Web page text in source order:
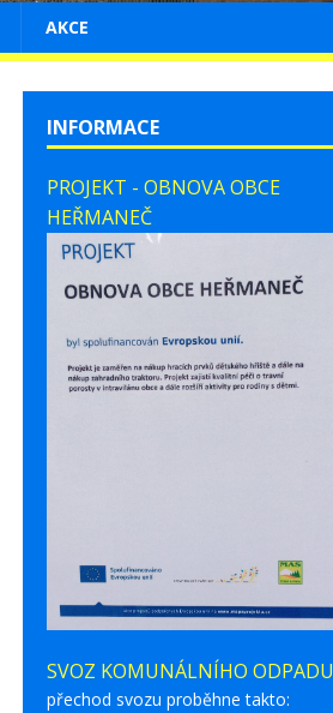
AKCE
INFORMACE
PROJEKT - OBNOVA OBCE
HEŘMANEČ
SVOZ KOMUNÁLNÍHO ODPADU
přechod svozu proběhne takto: